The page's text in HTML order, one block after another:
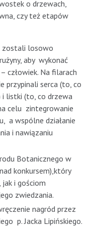
o drzewach,
czy też etapów
zostali losowo
aby wykonać
człowiek. Na filarach
przypinali serca (to, co
i listki (to, co drzewa
celu zintegrowanie
a wspólne działanie
i nawiązaniu
Botanicznego w
konkursem),który
i gościom
zwiedzania.
nagród przez
p. Jacka Lipińskiego.